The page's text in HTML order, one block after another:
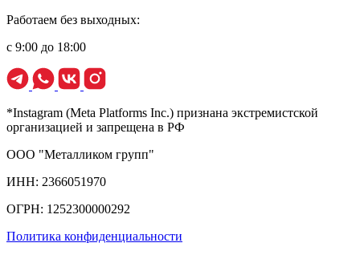
Работаем без выходных:
с 9:00 до 18:00
*Instagram (Meta Platforms Inc.) признана экстремистской
организацией и запрещена в РФ
ООО "Металликом групп"
ИНН: 2366051970
ОГРН: 1252300000292
Политика конфиденциальности